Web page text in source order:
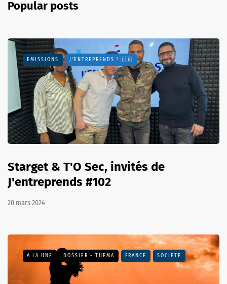
Popular posts
EMISSIONS J'ENTREPRENDS ! 🇫🇷
Starget & T'O Sec, invités de
J'entreprends #102
20 mars 2024
A LA UNE DOSSIER - THEMA FRANCE SOCIÉTÉ